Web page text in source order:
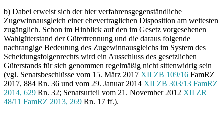
b) Dabei erweist sich der hier verfahrensgegenständliche
Zugewinnausgleich einer ehevertraglichen Disposition am weitesten
zugänglich. Schon im Hinblick auf den im Gesetz vorgesehenen
Wahlgüterstand der Gütertrennung und die daraus folgende
nachrangige Bedeutung des Zugewinnausgleichs im System des
Scheidungsfolgenrechts wird ein Ausschluss des gesetzlichen
Güterstands für sich genommen regelmäßig nicht sittenwidrig sein
(vgl. Senatsbeschlüsse vom 15. März 2017 XII ZB 109/16 FamRZ
2017, 884 Rn. 36 und vom 29. Januar 2014 XII ZB 303/13 FamRZ
2014, 629 Rn. 32; Senatsurteil vom 21. November 2012 XII ZR
48/11 FamRZ 2013, 269 Rn. 17 ff.).